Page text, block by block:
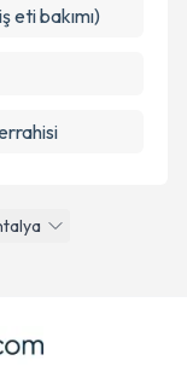
eti bakımı)